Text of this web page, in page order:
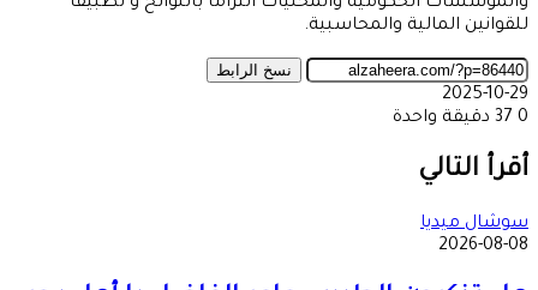
للقوانين المالية والمحاسبية.
نسخ الرابط
2025-10-29
0
دقيقة واحدة
عبر
البريد
أقرأ التالي
سوشال ميديا
2026-08-08